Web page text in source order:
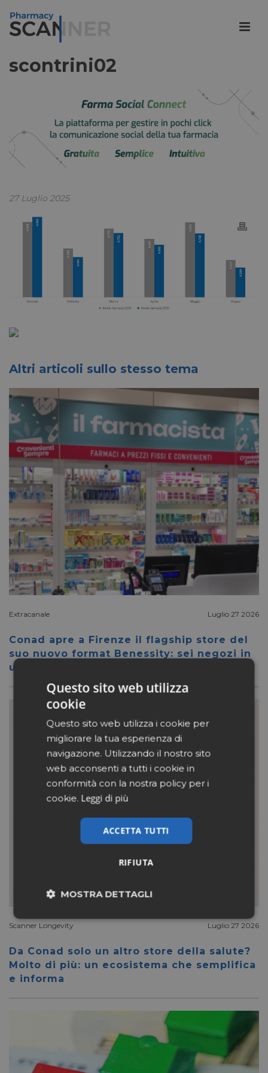
scontrini02
27 Luglio 2025
Altri articoli sullo stesso tema
Extracanale Luglio 27 2026
Conad apre a Firenze il flagship store del
suo nuovo format Benessity: sei negozi in
uno, parafarmacia compresa
Scanner Longevity Luglio 27 2026
Da Conad solo un altro store della salute?
Molto di più: un ecosistema che semplifica
e informa
Questo sito web utilizza
cookie
Questo sito web utilizza i cookie per
migliorare la tua esperienza di
navigazione. Utilizzando il nostro sito
web acconsenti a tutti i cookie in
conformità con la nostra policy per i
cookie. Leggi di più
ACCETTA TUTTI
RIFIUTA
MOSTRA DETTAGLI
Necessari Marketing
Non classificati
Marketing Non classificati